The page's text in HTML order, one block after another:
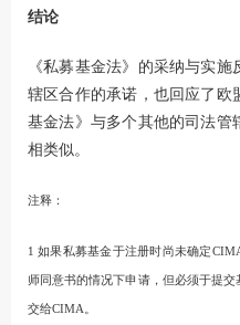
结论
《私募基金法》的采纳与实
辖区合作的承诺，也回应了欧
基金法》与多个其他的司法管
相类似。
注释：
1 如果私募基金于注册时尚未确定
师同意书的情况下申请，但必须于提
交给CIMA。